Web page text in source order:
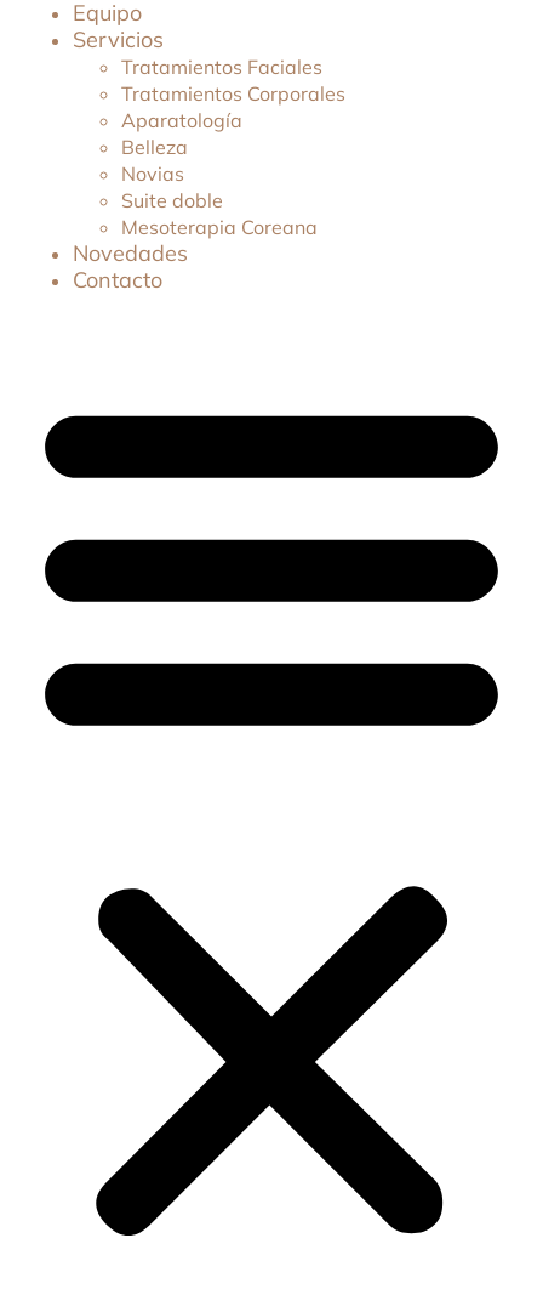
Equipo
Servicios
Tratamientos Faciales
Tratamientos Corporales
Aparatología
Belleza
Novias
Suite doble
Mesoterapia Coreana
Novedades
Contacto